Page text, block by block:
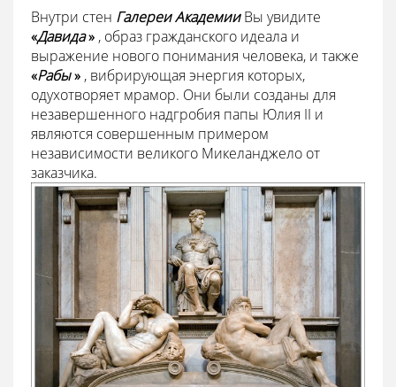
Внутри стен Галереи АкадемииВы увидите
«Давида» , образ гражданского идеала и
выражение нового понимания человека, и также
«Рабы» , вибрирующая энергия которых,
одухотворяет мрамор. Они были созданы для
незавершенного надгробия папы Юлия II и
являются совершенным примером
независимости великого Микеланджело от
заказчика.